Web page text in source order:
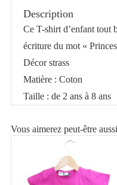
shirt
blanc
enfant
Princesse
Description
Ce T-shirt d’enfant tout
écriture du mot «
Décor strass
Matière : Coton
Taille : de 2 ans à 8 ans
Vous aimerez peut-être